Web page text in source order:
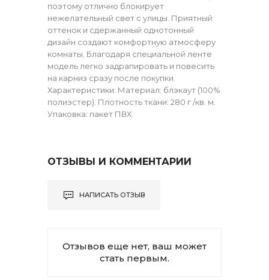
поэтому отлично блокирует
нежелательный свет с улицы. Приятный
оттенок и сдержанный однотонный
дизайн создают комфортную атмосферу
комнаты. Благодаря специальной ленте
модель легко задрапировать и повесить
на карниз сразу после покупки.
Характеристики: Материал: блэкаут (100%
полиэстер). Плотность ткани: 280 г /кв. м.
Упаковка: пакет ПВХ.
ОТЗЫВЫ И КОММЕНТАРИИ
НАПИСАТЬ ОТЗЫВ
Отзывов еще нет, ваш может
стать первым.